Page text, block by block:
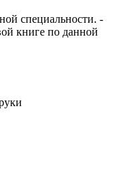
специальности. -
книге по данной